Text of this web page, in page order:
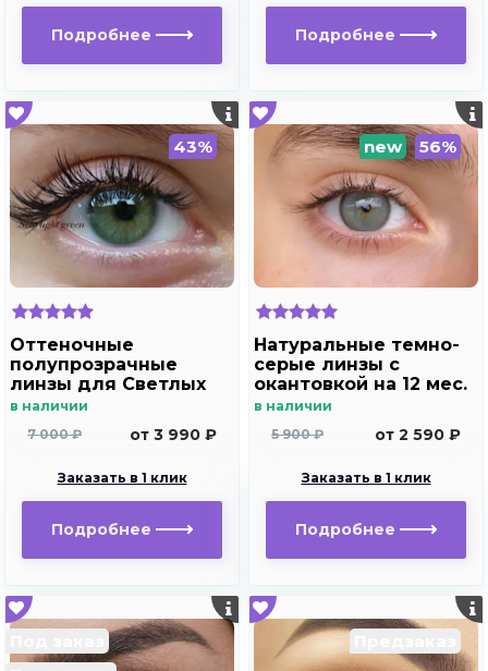
Подробнее Подробнее
43%
Оттеночные
полупрозрачные
линзы для Светлых
глаз Marquise solo
дальнозоркости и
в наличии
7 000 ₽
от 3 990 ₽
Заказать в 1 клик
Подробнее
new 56%
Натуральные темно-
серые линзы c
окантовкой на 12 мес.
Marquise essvase gray
в наличии
5 900 ₽
от 2 590 ₽
Заказать в 1 клик
Подробнее